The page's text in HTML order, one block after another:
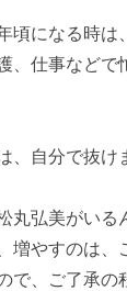
頃になる時
、仕事など
、自分で抜け
丸弘美がい
増やすのは、
で、ご了承の